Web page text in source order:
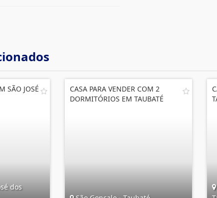
SÃO JOSÉ
dos
CASA PARA VENDER COM 2
DORMITÓRIOS EM TAUBATÉ